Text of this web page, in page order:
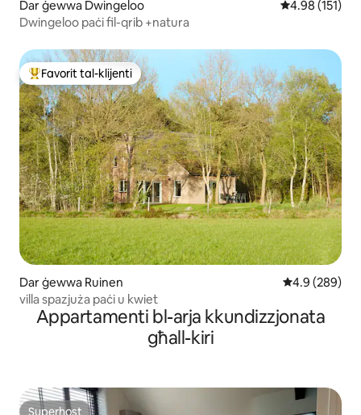
Dar ġewwa Dwingeloo Rating medju
4.98 (151)
Dwingeloo paċi fil-qrib +natura
Wieħed mill-aqwa favoriti tal-klijenti
Favorit tal-klijenti
Dar ġewwa Ruinen Rating medju
4.9 (289)
villa spazjuża paċi u kwiet
Appartamenti bl-arja kkundizzjonata
għall-kiri
Superhost